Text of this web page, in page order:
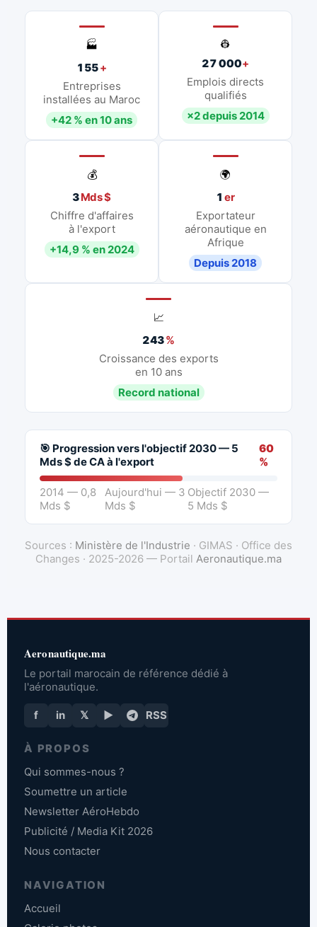
🏭
155+
Entreprises
installées au Maroc
+42 % en 10 ans
👷
27 000+
Emplois directs
qualifiés
×2 depuis 2014
💰
3Mds $
Chiffre d'affaires
à l'export
+14,9 % en 2024
🌍
1 er
Exportateur
aéronautique en
Afrique
Depuis 2018
📈
243%
Croissance des exports
en 10 ans
Record national
🎯 Progression vers l'objectif 2030 — 5
Mds $ de CA à l'export
60
%
2014 — 0,8
Mds $
Aujourd'hui — 3
Mds $
Objectif 2030 —
5 Mds $
Sources : Ministère de l'Industrie · GIMAS · Office des
Changes · 2025-2026 — Portail Aeronautique.ma
Aeronautique.ma
Le portail marocain de référence dédié à
l'aéronautique.
f in 𝕏 ▶ RSS
À PROPOS
Qui sommes-nous ?
Soumettre un article
Newsletter AéroHebdo
Publicité / Media Kit 2026
Nous contacter
NAVIGATION
Accueil